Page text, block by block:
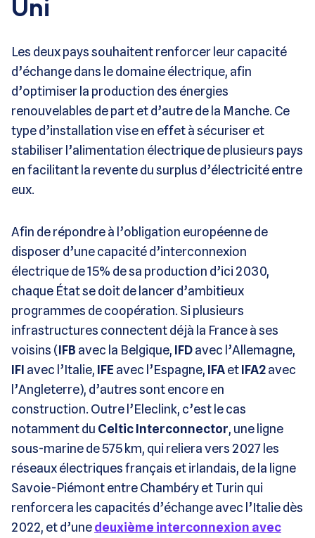
Uni
Les deux pays souhaitent renforcer leur capacité
d’échange dans le domaine électrique, afin
d’optimiser la production des énergies
renouvelables de part et d’autre de la Manche. Ce
type d’installation vise en effet à sécuriser et
stabiliser l’alimentation électrique de plusieurs pays
en facilitant la revente du surplus d’électricité entre
eux.
Afin de répondre à l’obligation européenne de
disposer d’une capacité d’interconnexion
électrique de 15% de sa production d’ici 2030,
chaque État se doit de lancer d’ambitieux
programmes de coopération. Si plusieurs
infrastructures connectent déjà la France à ses
voisins (IFB avec la Belgique, IFDavec l’Allemagne,
IFI avec l’Italie, IFE avec l’Espagne, IFAetIFA2avec
l’Angleterre), d’autres sont encore en
construction. Outre l’Eleclink, c’est le cas
notamment du Celtic Interconnector, une ligne
sous-marine de 575 km, qui reliera vers 2027 les
réseaux électriques français et irlandais, de la ligne
Savoie-Piémont entre Chambéry et Turin qui
renforcera les capacités d’échange avec l’Italie dès
2022, et d’unedeuxième interconnexion avec